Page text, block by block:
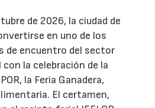
de 2026, la ciudad de
en uno de los
de encuentro del sector
la celebración de la
la Feria Ganadera,
El certamen,